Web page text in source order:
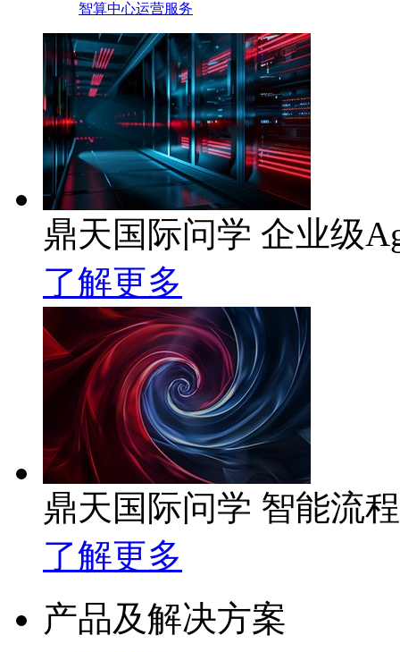
智算中心运营服务
鼎天国际问学 企业级
了解更多
鼎天国际问学 智能流
了解更多
产品及解决方案